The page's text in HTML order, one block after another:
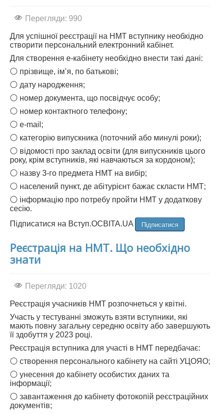
Перегляди: 990
Для успішної реєстрації на НМТ вступнику необхідно
створити персональний електронний кабінет.
Для створення е-кабінету необхідно внести такі дані:
⚪️ прізвище, ім’я, по батькові;
⚪️ дату народження;
⚪️ номер документа, що посвідчує особу;
⚪️ номер контактного телефону;
⚪️ е-mail;
⚪️ категорію випускника (поточний або минулі роки);
⚪️ відомості про заклад освіти (для випускників цього
року, крім вступників, які навчаються за кордоном);
⚪️ назву 3-го предмета НМТ на вибір;
⚪️ населений пункт, де абітурієнт бажає скласти НМТ;
⚪️ інформацію про потребу пройти НМТ у додаткову
сесію.
Підписатися на Вступ.ОСВІТА.UA
Підписатися
Реєстрація на НМТ. Що необхідно
знати
Перегляди: 1020
Реєстрація учасників НМТ розпочнеться у квітні.
Участь у тестуванні зможуть взяти вступники, які
мають повну загальну середню освіту або завершують
її здобуття у 2023 році.
Реєстрація вступника для участі в НМТ передбачає:
⚪️ створення персонального кабінету на сайті УЦОЯО;
⚪️ унесення до кабінету особистих даних та
інформації;
⚪️ завантаження до кабінету фотокопій реєстраційних
документів;